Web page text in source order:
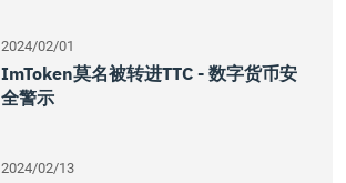
2024/02/01
ImToken莫名被转进TTC - 数字货币安
全警示
2024/02/13